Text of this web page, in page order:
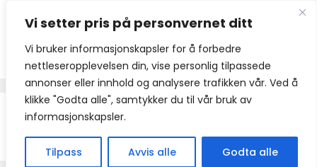
Vi setter pris på personvernet ditt
Vi bruker informasjonskapsler for å forbedre
nettleseropplevelsen din, vise personlig tilpassede
annonser eller innhold og analysere trafikken vår. Ved å
klikke "Godta alle", samtykker du til vår bruk av
informasjonskapsler.
Tilpass Avvis alle Godta alle
innhold
+92